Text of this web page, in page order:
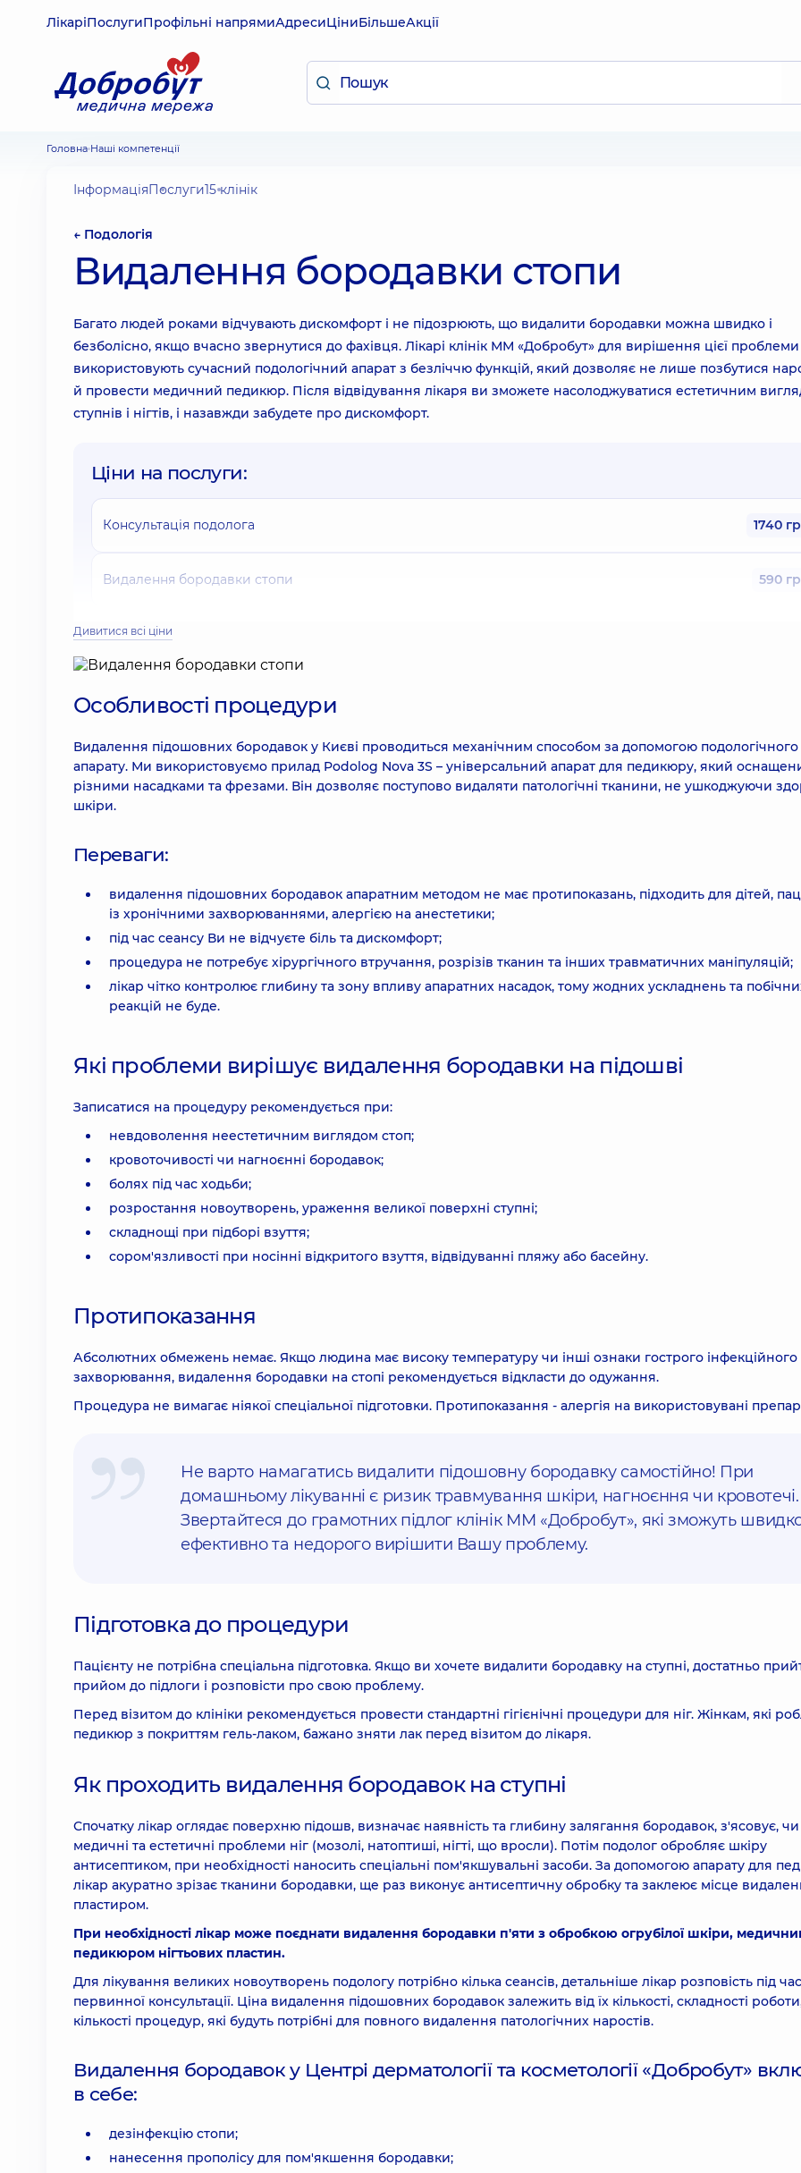
ЛікаріПослугиПрофільні напрямиАдресиЦіниБільшеАкції
Головна Наші компетенції
ІнформаціяПослуги15 клінік
← Подологія
Видалення бородавки стопи
Багато людей роками відчувають дискомфорт і не підозрюють, що видалити бородавки можна швидко і
безболісно, ​​якщо вчасно звернутися до фахівця. Лікарі клінік ММ «Добробут» для вирішення цієї проблеми
використовують сучасний подологічний апарат з безліччю функцій, який дозволяє не лише позбутися
й провести медичний педикюр. Після відвідування лікаря ви зможете насолоджуватися естетичним
ступнів і нігтів, і назавжди забудете про дискомфорт.
Ціни на послуги:
Консультація подолога 1740
Видалення бородавки стопи 590
Кріодеструкція рідким азотом (кріодеструктор Cryo Pro)* видалення вірусної бородавки розміром 5-8
Радіохвильове видалення підошовної бородавки (1 шт.) (без вартості анестезії)
Кріодеструкція рідким азотом (кріодеструктор Cryo Pro)* видалення вірусної бородавки розміром
8 мм
2370 грн
Дивитися всі ціни
Особливості процедури
Видалення підошовних бородавок у Києві проводиться механічним способом за допомогою подологічного
апарату. Ми використовуємо прилад Podolog Nova 3S – універсальний апарат для педикюру, який
різними насадками та фрезами. Він дозволяє поступово видаляти патологічні тканини, не ушкоджуючи
шкіри.
Переваги:
видалення підошовних бородавок апаратним методом не має протипоказань, підходить для дітей,
із хронічними захворюваннями, алергією на анестетики;
під час сеансу Ви не відчуєте біль та дискомфорт;
процедура не потребує хірургічного втручання, розрізів тканин та інших травматичних маніпуляцій;
лікар чітко контролює глибину та зону впливу апаратних насадок, тому жодних ускладнень та
реакцій не буде.
Які проблеми вирішує видалення бородавки на підошві
Записатися на процедуру рекомендується при:
невдоволення неестетичним виглядом стоп;
кровоточивості чи нагноєнні бородавок;
болях під час ходьби;
розростання новоутворень, ураження великої поверхні ступні;
складнощі при підборі взуття;
сором'язливості при носінні відкритого взуття, відвідуванні пляжу або басейну.
Протипоказання
Абсолютних обмежень немає. Якщо людина має високу температуру чи інші ознаки гострого інфекційного
захворювання, видалення бородавки на стопі рекомендується відкласти до одужання.
Процедура не вимагає ніякої спеціальної підготовки. Протипоказання - алергія на використовувані
Не варто намагатись видалити підошовну бородавку самостійно! При
домашньому лікуванні є ризик травмування шкіри, нагноєння чи кровотечі.
Звертайтеся до грамотних підлог клінік ММ «Добробут», які зможуть
ефективно та недорого вирішити Вашу проблему.
Підготовка до процедури
Пацієнту не потрібна спеціальна підготовка. Якщо ви хочете видалити бородавку на ступні, достатньо
прийом до підлоги і розповісти про свою проблему.
Перед візитом до клініки рекомендується провести стандартні гігієнічні процедури для ніг. Жінкам, які
педикюр з покриттям гель-лаком, бажано зняти лак перед візитом до лікаря.
Як проходить видалення бородавок на ступні
Спочатку лікар оглядає поверхню підошв, визначає наявність та глибину залягання бородавок, з'ясовує, чи
медичні та естетичні проблеми ніг (мозолі, натоптиші, нігті, що вросли). Потім подолог обробляє шкіру
антисептиком, при необхідності наносить спеціальні пом'якшувальні засоби. За допомогою апарату для
лікар акуратно зрізає тканини бородавки, ще раз виконує антисептичну обробку та заклеює місце
пластиром.
При необхідності лікар може поєднати видалення бородавки п'яти з обробкою огрубілої шкіри,
педикюром нігтьових пластин.
Для лікування великих новоутворень подологу потрібно кілька сеансів, детальніше лікар розповість під час
первинної консультації. Ціна видалення підошовних бородавок залежить від їх кількості, складності
кількості процедур, які будуть потрібні для повного видалення патологічних наростів.
Видалення бородавок у Центрі дерматології та косметології «Добробут»
в себе:
дезінфекцію стопи;
нанесення прополісу для пом'якшення бородавки;